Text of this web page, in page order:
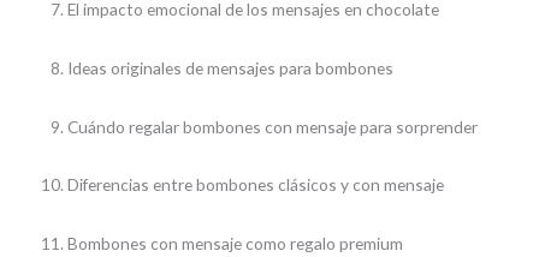
El impacto emocional de los mensajes en chocolate
Ideas originales de mensajes para bombones
Cuándo regalar bombones con mensaje para sorprender
Diferencias entre bombones clásicos y con mensaje
Bombones con mensaje como regalo premium